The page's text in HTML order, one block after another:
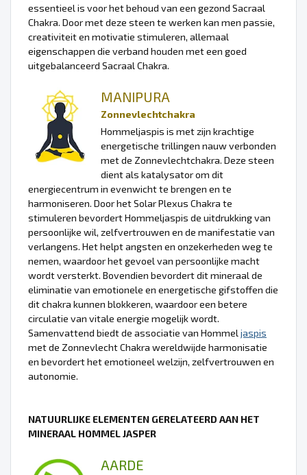
essentieel is voor het behoud van een gezond Sacraal
Chakra. Door met deze steen te werken kan men passie,
creativiteit en motivatie stimuleren, allemaal
eigenschappen die verband houden met een goed
uitgebalanceerd Sacraal Chakra.
MANIPURA
Zonnevlechtchakra
Hommeljaspis is met zijn krachtige
energetische trillingen nauw verbonden
met de Zonnevlechtchakra. Deze steen
dient als katalysator om dit
energiecentrum in evenwicht te brengen en te
harmoniseren. Door het Solar Plexus Chakra te
stimuleren bevordert Hommeljaspis de uitdrukking van
persoonlijke wil, zelfvertrouwen en de manifestatie van
verlangens. Het helpt angsten en onzekerheden weg te
nemen, waardoor het gevoel van persoonlijke macht
wordt versterkt. Bovendien bevordert dit mineraal de
eliminatie van emotionele en energetische gifstoffen die
dit chakra kunnen blokkeren, waardoor een betere
circulatie van vitale energie mogelijk wordt.
Samenvattend biedt de associatie van Hommel jaspis
met de Zonnevlecht Chakra wereldwijde harmonisatie
en bevordert het emotioneel welzijn, zelfvertrouwen en
autonomie.
NATUURLIJKE ELEMENTEN GERELATEERD AAN HET
MINERAAL HOMMEL JASPER
AARDE